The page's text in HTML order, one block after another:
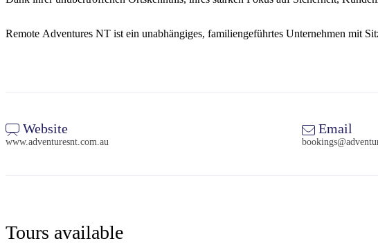
Remote Adventures NT ist ein unabhängiges, familiengeführtes Unternehmen mit
Website
www.adventuresnt.com.au
Email
Tours available